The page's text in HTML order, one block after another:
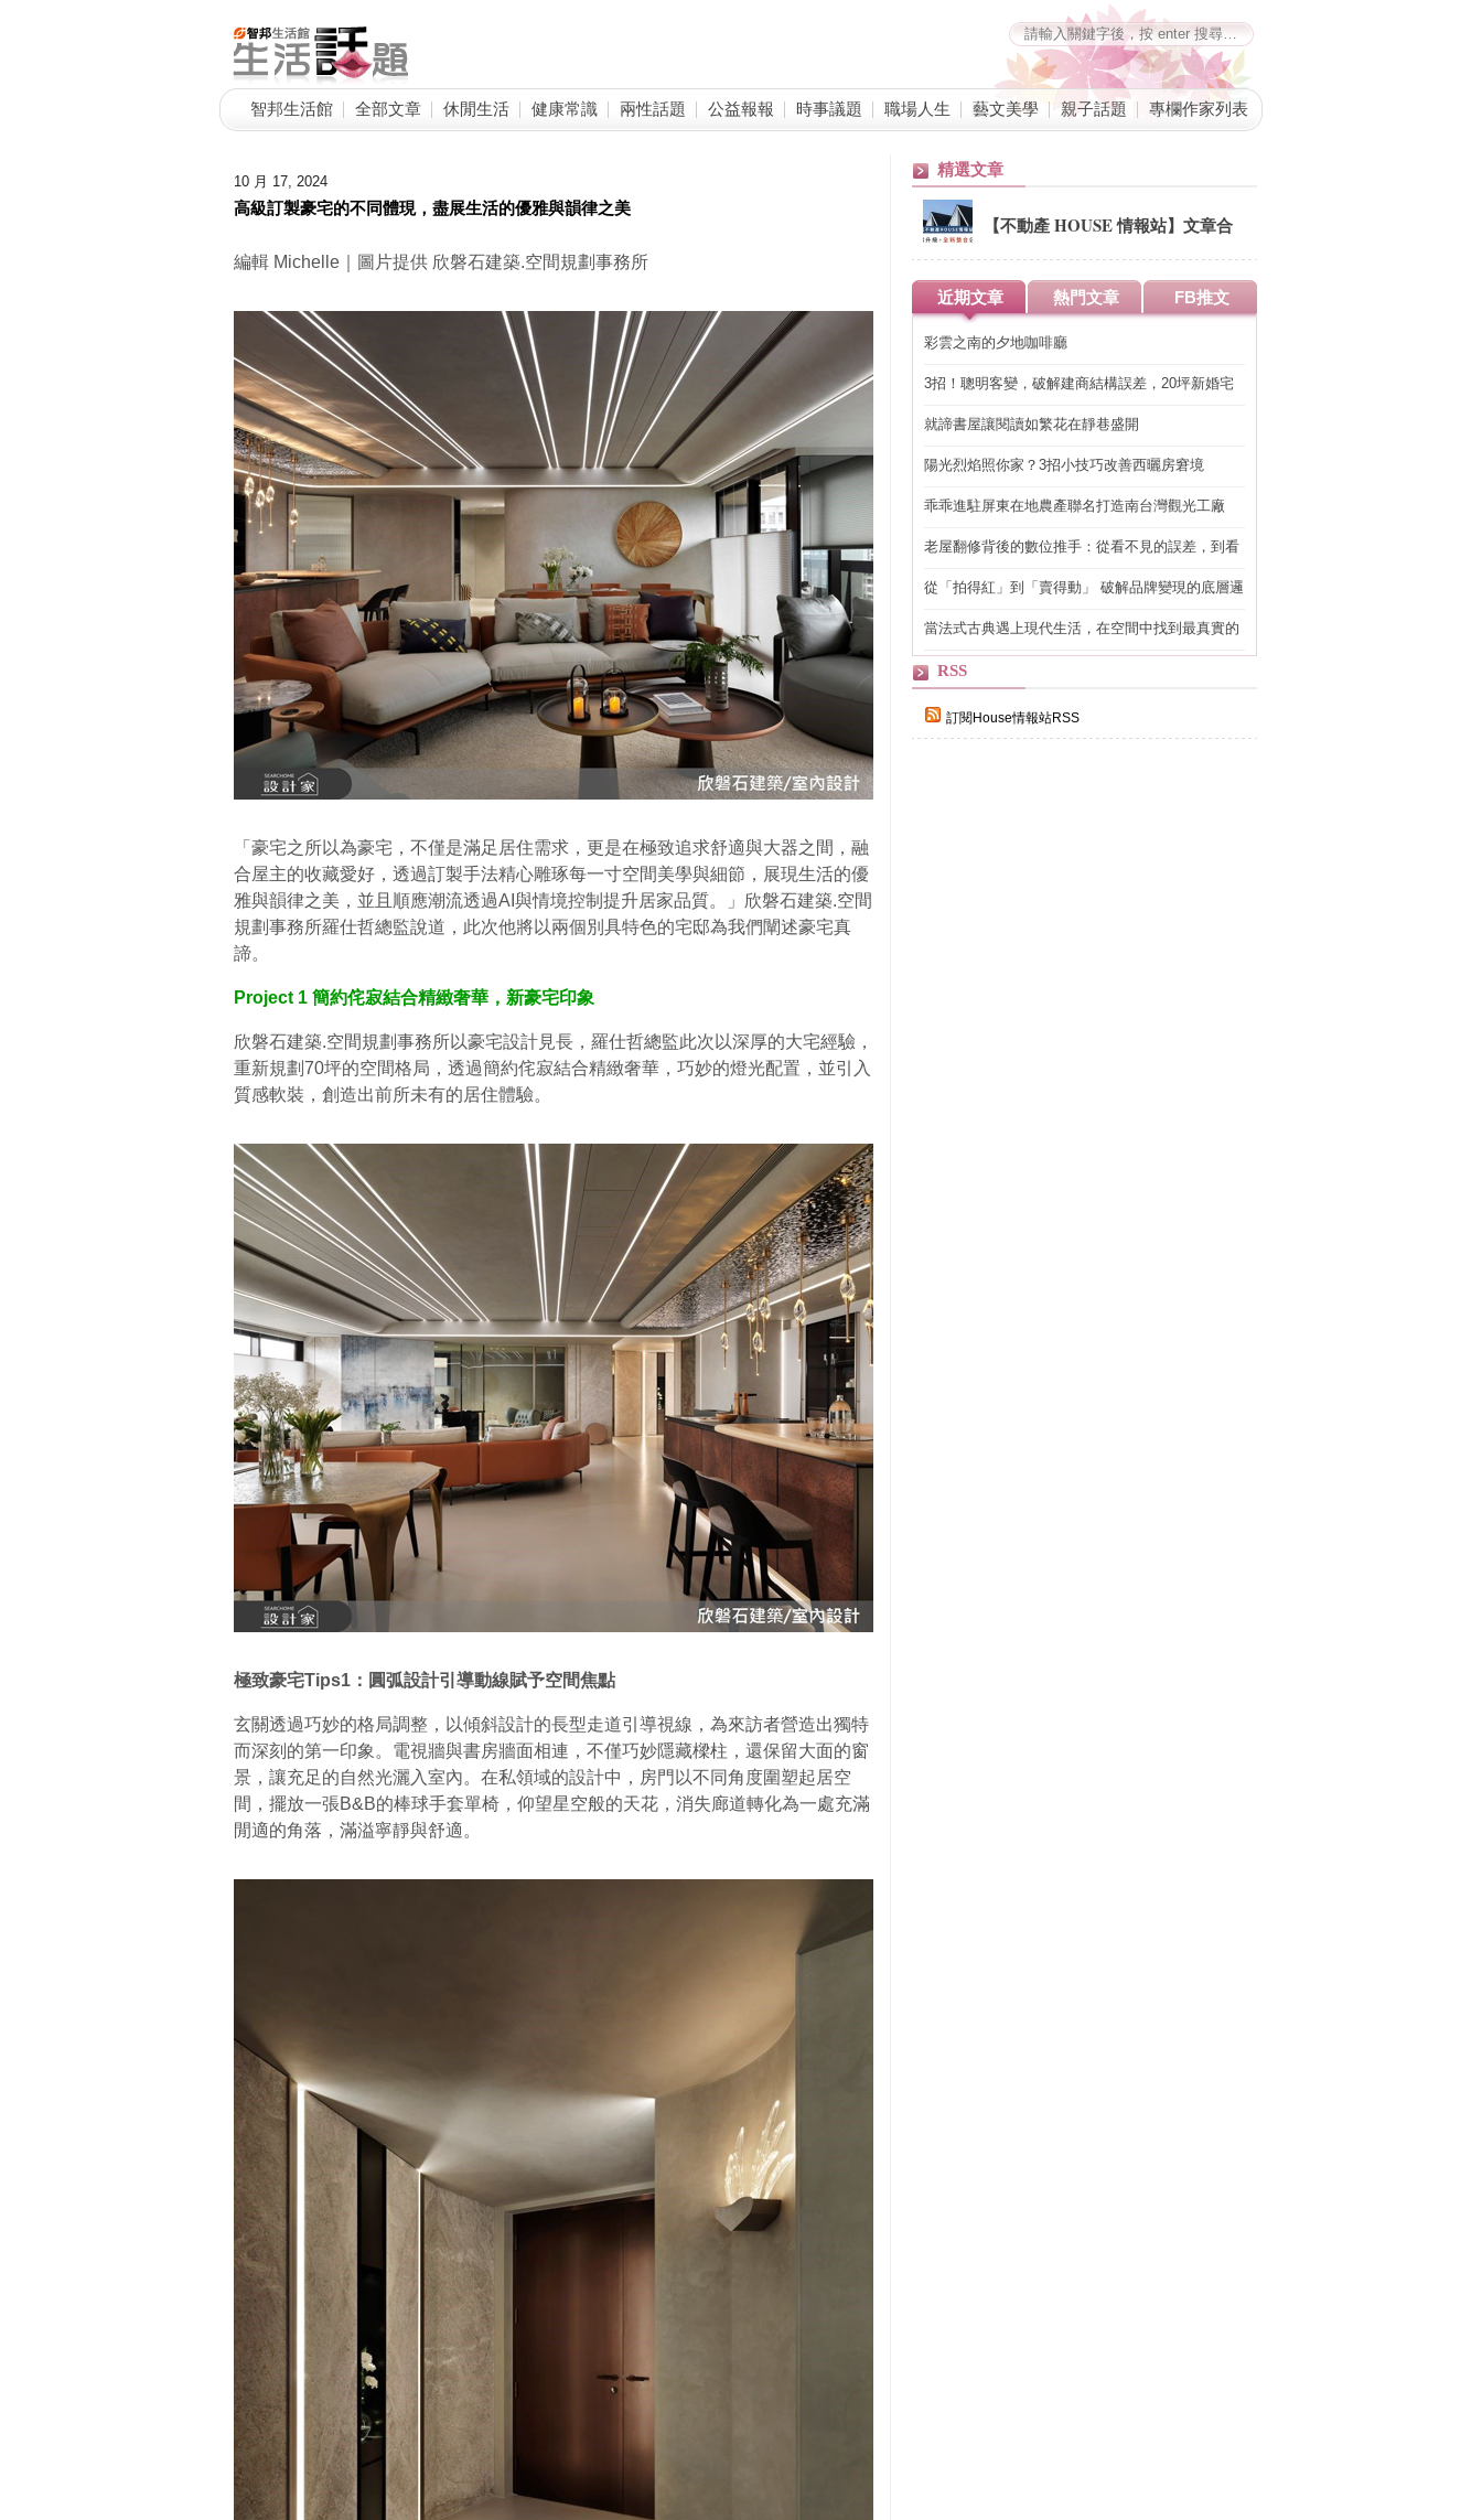
智邦生活館 全部文章 休閒生活 健康常識 兩性話題 公益報報 時事議題 職場人生 藝文美學 親子話題 專欄作家列表
10 月 17, 2024
高級訂製豪宅的不同體現，盡展生活的優雅與韻律之美
編輯 Michelle｜圖片提供 欣磐石建築.空間規劃事務所
「豪宅之所以為豪宅，不僅是滿足居住需求，更是在極致追求舒適與大器之間，融
合屋主的收藏愛好，透過訂製手法精心雕琢每一寸空間美學與細節，展現生活的優
雅與韻律之美，並且順應潮流透過AI與情境控制提升居家品質。」欣磐石建築.空間
規劃事務所羅仕哲總監說道，此次他將以兩個別具特色的宅邸為我們闡述豪宅真
諦。
Project 1 簡約侘寂結合精緻奢華，新豪宅印象
欣磐石建築.空間規劃事務所以豪宅設計見長，羅仕哲總監此次以深厚的大宅經驗，
重新規劃70坪的空間格局，透過簡約侘寂結合精緻奢華，巧妙的燈光配置，並引入
質感軟裝，創造出前所未有的居住體驗。
極致豪宅Tips1：圓弧設計引導動線賦予空間焦點
玄關透過巧妙的格局調整，以傾斜設計的長型走道引導視線，為來訪者營造出獨特
而深刻的第一印象。電視牆與書房牆面相連，不僅巧妙隱藏樑柱，還保留大面的窗
景，讓充足的自然光灑入室內。在私領域的設計中，房門以不同角度圍塑起居空
間，擺放一張B&B的棒球手套單椅，仰望星空般的天花，消失廊道轉化為一處充滿
閒適的角落，滿溢寧靜與舒適。
精選文章
【不動產 HOUSE 情報站】文章合
併公告
近期文章 熱門文章 FB推文
彩雲之南的夕地咖啡廳
3招！聰明客變，破解建商結構誤差，20坪新婚宅
就諦書屋讓閱讀如繁花在靜巷盛開
陽光烈焰照你家？3招小技巧改善西曬房窘境
乖乖進駐屏東在地農產聯名打造南台灣觀光工廠
老屋翻修背後的數位推手：從看不見的誤差，到看
從「拍得紅」到「賣得動」 破解品牌變現的底層邏
當法式古典遇上現代生活，在空間中找到最真實的
RSS
訂閱House情報站RSS